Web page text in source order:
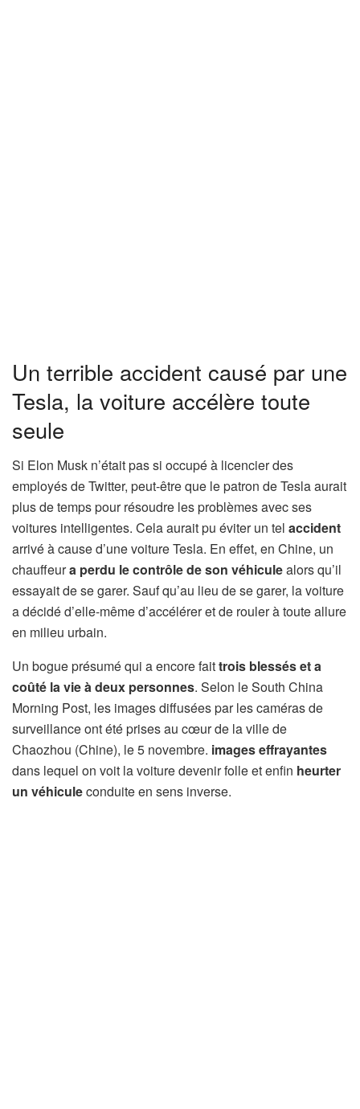
Un terrible accident causé par une
Tesla, la voiture accélère toute
seule
Si Elon Musk n’était pas si occupé à licencier des
employés de Twitter, peut-être que le patron de Tesla aurait
plus de temps pour résoudre les problèmes avec ses
voitures intelligentes. Cela aurait pu éviter un tel accident
arrivé à cause d’une voiture Tesla. En effet, en Chine, un
chauffeura perdu le contrôle de son véhiculealors qu’il
essayait de se garer. Sauf qu’au lieu de se garer, la voiture
a décidé d’elle-même d’accélérer et de rouler à toute allure
en milieu urbain.
Un bogue présumé qui a encore faittrois blessés et a
coûté la vie à deux personnes. Selon le South China
Morning Post, les images diffusées par les caméras de
surveillance ont été prises au cœur de la ville de
Chaozhou (Chine), le 5 novembre. images effrayantes
dans lequel on voit la voiture devenir folle et enfin heurter
un véhiculeconduite en sens inverse.